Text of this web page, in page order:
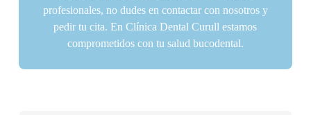
profesionales, no dudes en contactar con nosotros y
pedir tu cita. En Clínica Dental Curull estamos
comprometidos con tu salud bucodental.